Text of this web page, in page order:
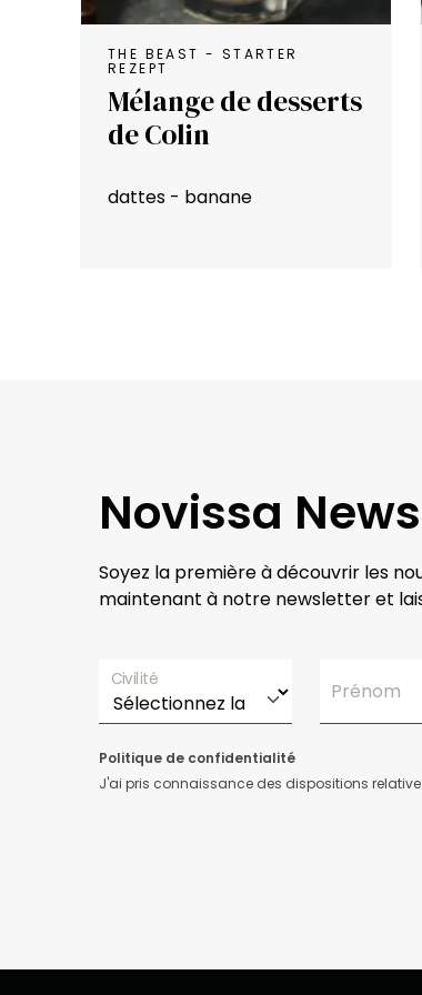
THE BEAST - STARTER
REZEPT
Mélange de desserts
de Colin
dattes - banane
Novissa News
Soyez la première à découvrir les
maintenant à notre newsletter et
Civilité Prénom
Politique de confidentialité
J'ai pris connaissance des dispositions